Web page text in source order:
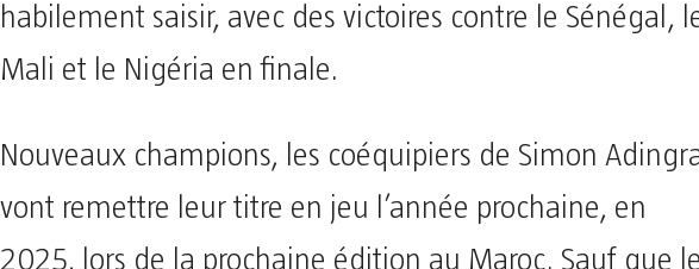
habilement saisir, avec des victoires contre le Sénégal,
Mali et le Nigéria en finale.
Nouveaux champions, les coéquipiers de Simon
vont remettre leur titre en jeu l’année prochaine, en
2025, lors de la prochaine édition au Maroc. Sauf que le